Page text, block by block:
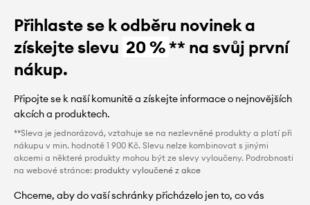
Přihlaste se k odběru novinek a
získejte slevu 20 %** na svůj první
nákup.
Připojte se k naší komunitě a získejte informace o nejnovějších
akcích a produktech.
**Sleva je jednorázová, vztahuje se na nezlevněné produkty a platí při
nákupu v min. hodnotě 1 900 Kč. Slevu nelze kombinovat s jinými
akcemi a některé produkty mohou být ze slevy vyloučeny. Podrobnosti
na webové stránce: produkty vyloučené z akce
Chceme, aby do vaší schránky přicházelo jen to, co vás